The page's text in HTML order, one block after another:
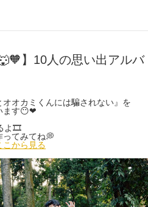
】10人の思い出アルバ
オカミくんには騙されない』を
ます😶❤︎
よ🎞
ってみてね💭
から見る